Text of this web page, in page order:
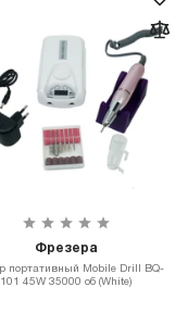
Фрезера
портативный Mobile Drill BQ-
101 45W 35000 об (White)